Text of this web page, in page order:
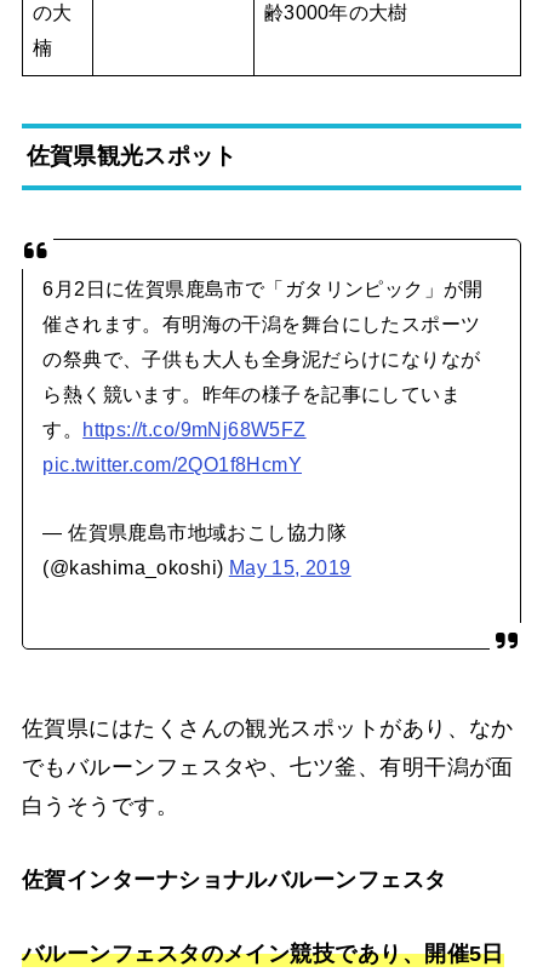
の大
楠
齢3000年の大樹
佐賀県観光スポット
6月2日に佐賀県鹿島市で「ガタリンピック」が開
催されます。有明海の干潟を舞台にしたスポーツ
の祭典で、子供も大人も全身泥だらけになりなが
ら熱く競います。昨年の様子を記事にしていま
す。 https://t.co/9mNj68W5FZ
pic.twitter.com/2QO1f8HcmY
— 佐賀県鹿島市地域おこし協力隊
(@kashima_okoshi) May 15, 2019
佐賀県にはたくさんの観光スポットがあり、なか
でもバルーンフェスタや、七ツ釜、有明干潟が面
白うそうです。
佐賀インターナショナルバルーンフェスタ
バルーンフェスタのメイン競技であり、開催5日